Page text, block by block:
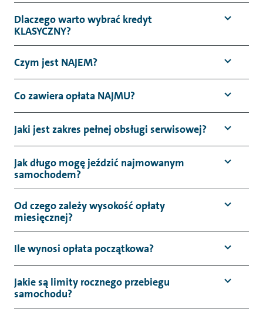
Dlaczego warto wybrać kredyt
KLASYCZNY?
Czym jest NAJEM?
Co zawiera opłata NAJMU?
Jaki jest zakres pełnej obsługi serwisowej?
Jak długo mogę jeździć najmowanym
samochodem?
Od czego zależy wysokość opłaty
miesięcznej?
Ile wynosi opłata początkowa?
Jakie są limity rocznego przebiegu
samochodu?